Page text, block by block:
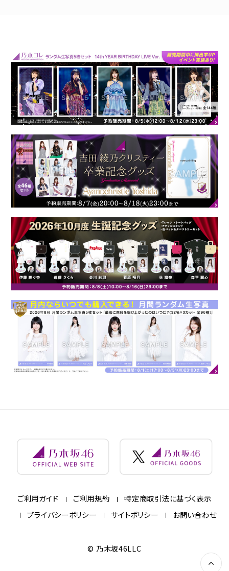
ご利用ガイド ご利用規約
特定商取引法に基づく表示
プライバシーポリシー
サイトポリシー お問い合わせ
© 乃木坂46LLC